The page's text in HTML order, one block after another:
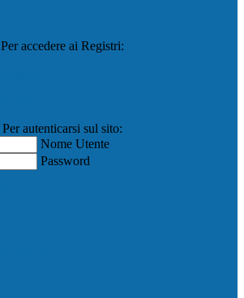
Per accedere ai Registri:
Per autenticarsi sul sito:
Nome Utente
Password